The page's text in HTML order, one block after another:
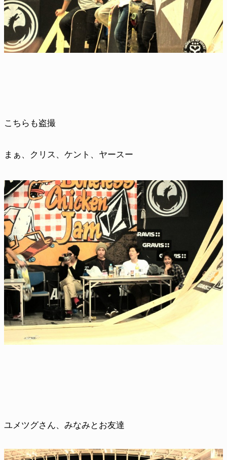
こちらも盗撮
まぁ、クリス、ケント、ヤースー
ユメツグさん、みなみとお友達